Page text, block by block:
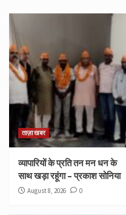
ताज़ा खबर
व्यापारियों के प्रति तन मन धन के
साथ खड़ा रहूंगा – प्रकाश सोनिया
August 8, 2026 0